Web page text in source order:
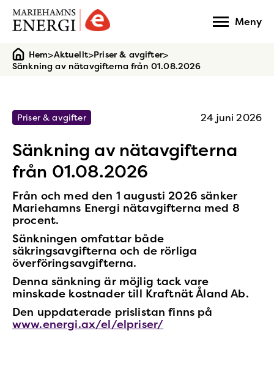
Gå
till
Meny
Hem>Aktuellt>Priser & avgifter>
Sänkning av nätavgifterna från 01.08.2026
Priser & avgifter 24 juni 2026
Sänkning av nätavgifterna
från 01.08.2026
Från och med den 1 augusti 2026 sänker
Mariehamns Energi nätavgifterna med 8
procent.
Sänkningen omfattar både
säkringsavgifterna och de rörliga
överföringsavgifterna.
Denna sänkning är möjlig tack vare
minskade kostnader till Kraftnät Åland Ab.
Den uppdaterade prislistan finns på
www.energi.ax/el/elpriser/